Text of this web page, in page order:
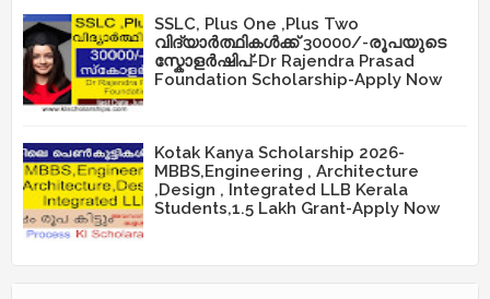
SSLC, Plus One ,Plus Two
വിദ്യാർത്ഥികൾക്ക് 30000/-രൂപയുടെ
സ്കോളർഷിപ്-Dr Rajendra Prasad
Foundation Scholarship-Apply Now
Kotak Kanya Scholarship 2026-
MBBS,Engineering , Architecture
,Design , Integrated LLB Kerala
Students,1.5 Lakh Grant-Apply Now